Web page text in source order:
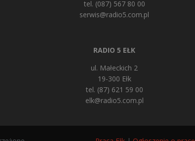
tel. (087) 567 80 00
serwis@radio5.com.pl
RADIO 5 EŁK
ul. Małeckich 2
19-300 Ełk
tel. (87) 621 59 00
elk@radio5.com.pl